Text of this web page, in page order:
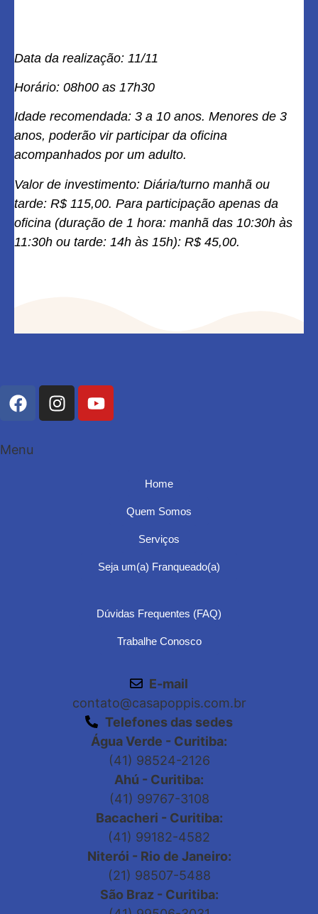
Data da realização: 11/11
Horário: 08h00 as 17h30
Idade recomendada: 3 a 10 anos. Menores de 3
anos, poderão vir participar da oficina
acompanhados por um adulto.
Valor de investimento: Diária/turno manhã ou
tarde: R$ 115,00. Para participação apenas da
oficina (duração de 1 hora: manhã das 10:30h às
11:30h ou tarde: 14h às 15h): R$ 45,00.
Menu
Home
Quem Somos
Serviços
Seja um(a) Franqueado(a)
Dúvidas Frequentes (FAQ)
Trabalhe Conosco
E-mail
contato@casapoppis.com.br
Telefones das sedes
Água Verde - Curitiba:
(41) 98524-2126
Ahú - Curitiba:
(41) 99767-3108
Bacacheri - Curitiba:
(41) 99182-4582
Niterói - Rio de Janeiro:
(21) 98507-5488
São Braz - Curitiba: